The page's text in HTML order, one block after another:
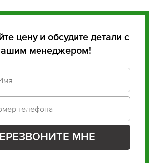
цену и обсудите детали с
менеджером!